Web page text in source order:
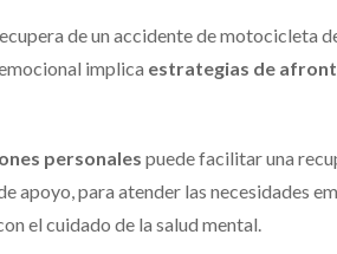
de un accidente de motocicleta
implica estrategias de
personales puede facilitar una
apoyo, para atender las necesidades
el cuidado de la salud mental.